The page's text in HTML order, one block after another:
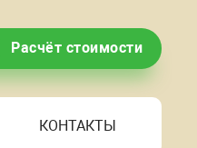
Расчёт стоимости
КОНТАКТЫ